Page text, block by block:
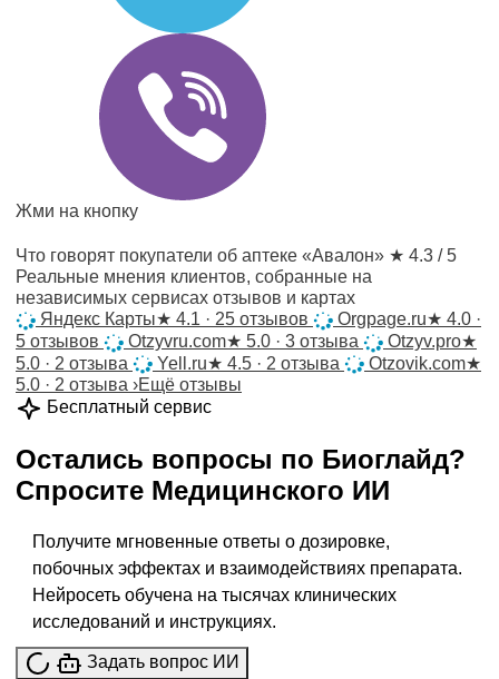
Жми на кнопку
Что говорят покупатели об аптеке «Авалон» ★ 4.3 / 5
Реальные мнения клиентов, собранные на
независимых сервисах отзывов и картах
Яндекс Карты★ 4.1 · 25 отзывов Orgpage.ru★ 4.0 ·
5 отзывов
Otzyvru.com★ 5.0 · 3 отзыва Otzyv.pro★
5.0 · 2 отзыва
Yell.ru★ 4.5 · 2 отзыва Otzovik.com★
5.0 · 2 отзыва ›Ещё отзывы
Бесплатный сервис
Остались вопросы по Биоглайд?
Спросите Медицинского ИИ
Получите мгновенные ответы о дозировке,
побочных эффектах и взаимодействиях препарата.
Нейросеть обучена на тысячах клинических
исследований и инструкциях.
Задать вопрос ИИ